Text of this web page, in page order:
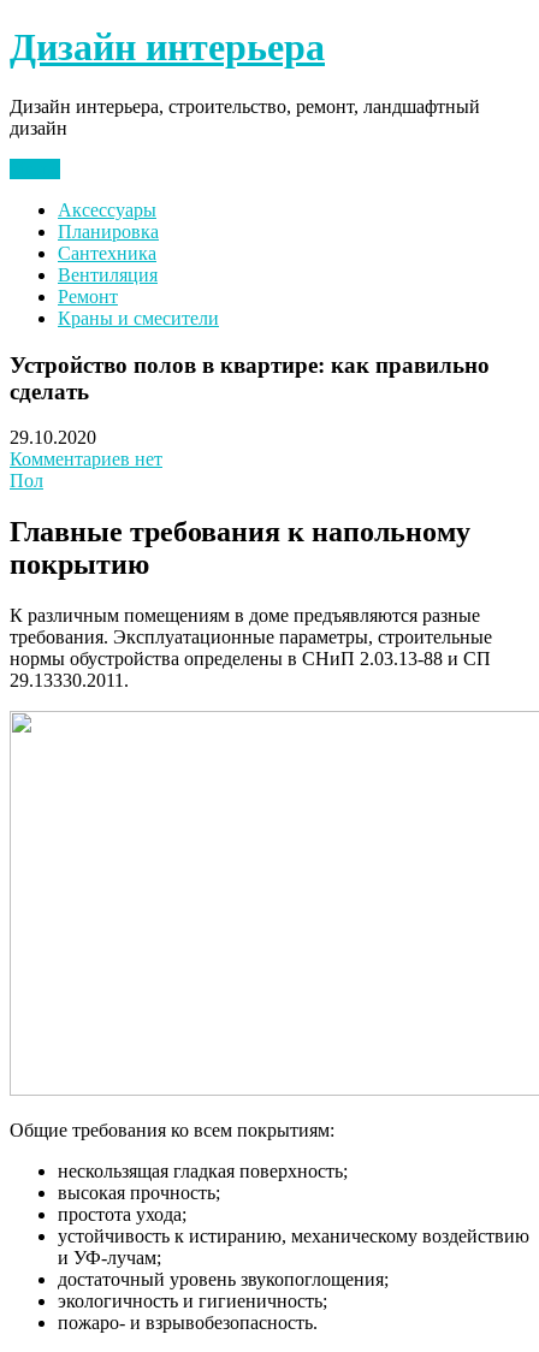
Перейти
к
Дизайн интерьера
Дизайн интерьера, строительство, ремонт, ландшафтный
дизайн
Аксессуары
Планировка
Сантехника
Вентиляция
Ремонт
Краны и смесители
Устройство полов в квартире: как правильно
сделать
29.10.2020
Комментариев нет
Пол
Главные требования к напольному
покрытию
К различным помещениям в доме предъявляются разные
требования. Эксплуатационные параметры, строительные
нормы обустройства определены в СНиП 2.03.13-88 и СП
29.13330.2011.
Общие требования ко всем покрытиям:
нескользящая гладкая поверхность;
высокая прочность;
простота ухода;
устойчивость к истиранию, механическому воздействию
и УФ-лучам;
достаточный уровень звукопоглощения;
экологичность и гигиеничность;
пожаро- и взрывобезопасность.